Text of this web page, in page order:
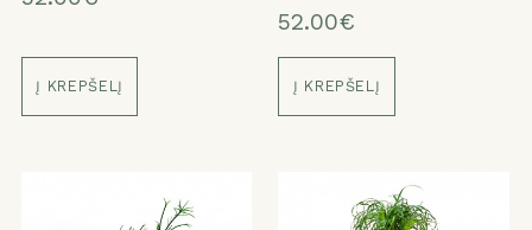
Į KREPŠELĮ
52.00€
Į KREPŠELĮ